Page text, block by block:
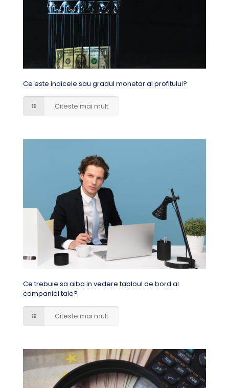
Ce este indicele sau gradul monetar al profitului?
Citeste mai mult
Ce trebuie sa aiba in vedere tabloul de bord al
companiei tale?
Citeste mai mult